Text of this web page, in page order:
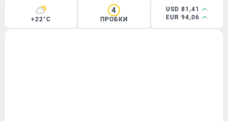
+22°C
4
ПРОБКИ
USD 81,41
EUR 94,06